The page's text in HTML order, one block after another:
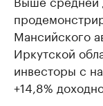
Мансийского
Иркутской
инвесторы с
+14,8%